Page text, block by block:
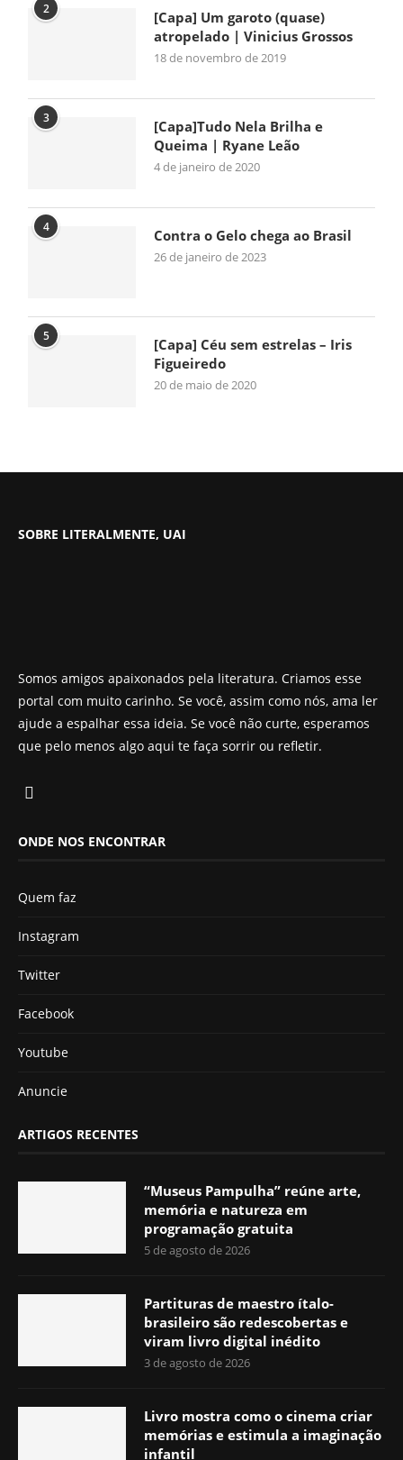
2
[Capa] Um garoto (quase)
atropelado | Vinicius Grossos
18 de novembro de 2019
3
[Capa]Tudo Nela Brilha e
Queima | Ryane Leão
4 de janeiro de 2020
4 Contra o Gelo chega ao Brasil
26 de janeiro de 2023
5
[Capa] Céu sem estrelas – Iris
Figueiredo
20 de maio de 2020
SOBRE LITERALMENTE, UAI
Somos amigos apaixonados pela literatura. Criamos esse
portal com muito carinho. Se você, assim como nós, ama ler
ajude a espalhar essa ideia. Se você não curte, esperamos
que pelo menos algo aqui te faça sorrir ou refletir.
ONDE NOS ENCONTRAR
Quem faz
Instagram
Twitter
Facebook
Youtube
Anuncie
ARTIGOS RECENTES
“Museus Pampulha” reúne arte,
memória e natureza em
programação gratuita
5 de agosto de 2026
Partituras de maestro ítalo-
brasileiro são redescobertas e
viram livro digital inédito
3 de agosto de 2026
Livro mostra como o cinema criar
memórias e estimula a imaginação
infantil